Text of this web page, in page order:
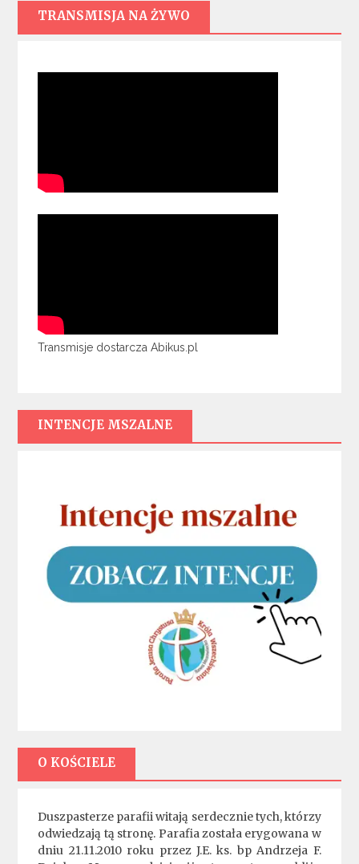
TRANSMISJA NA ŻYWO
Transmisje dostarcza Abikus.pl
INTENCJE MSZALNE
O KOŚCIELE
Duszpasterze parafii witają serdecznie tych, którzy
odwiedzają tą stronę. Parafia została erygowana w
dniu 21.11.2010 roku przez J.E. ks. bp Andrzeja F.